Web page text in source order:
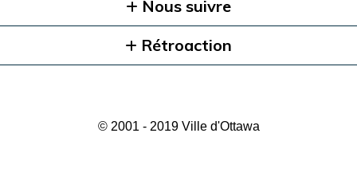
Nous suivre
Rétroaction
© 2001 - 2019 Ville d'Ottawa